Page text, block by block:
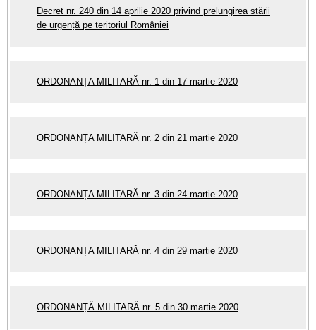
Decret nr. 240 din 14 aprilie 2020 privind prelungirea stării
de urgență pe teritoriul României
ORDONANȚA MILITARĂ nr. 1 din 17 martie 2020
ORDONANȚA MILITARĂ nr. 2 din 21 martie 2020
ORDONANȚA MILITARĂ nr. 3 din 24 martie 2020
ORDONANȚA MILITARĂ nr. 4 din 29 martie 2020
ORDONANȚĂ MILITARĂ nr. 5 din 30 martie 2020